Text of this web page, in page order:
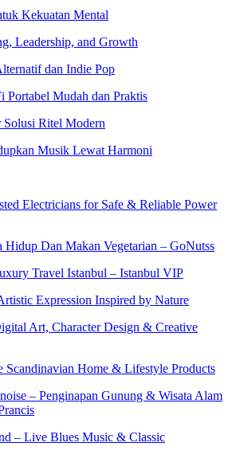
Kekuatan Mental
Leadership, and Growth
dan Indie Pop
Portabel Mudah dan Praktis
Solusi Ritel Modern
Musik Lewat Harmoni
Electricians for Safe & Reliable Power
Hidup Dan Makan Vegetarian – GoNutss
Travel Istanbul – Istanbul VIP
Expression Inspired by Nature
Art, Character Design & Creative
Scandinavian Home & Lifestyle Products
– Penginapan Gunung & Wisata Alam
– Live Blues Music & Classic